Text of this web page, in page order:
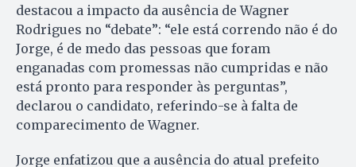
destacou a impacto da ausência de Wagner
Rodrigues no “debate”: “ele está correndo não é do
Jorge, é de medo das pessoas que foram
enganadas com promessas não cumpridas e não
está pronto para responder às perguntas”,
declarou o candidato, referindo-se à falta de
comparecimento de Wagner.
Jorge enfatizou que a ausência do atual prefeito